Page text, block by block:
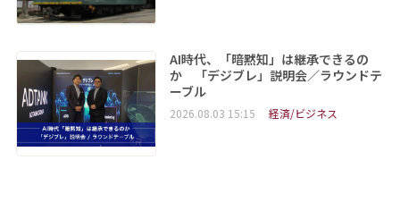
AI時代、「暗黙知」は継承できるの
か 「デジブレ」説明会／ラウンドテ
ーブル
2026.08.03 15:15 経済/ビジネス